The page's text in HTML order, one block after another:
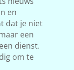
en
dat je niet
een
dienst.
om te